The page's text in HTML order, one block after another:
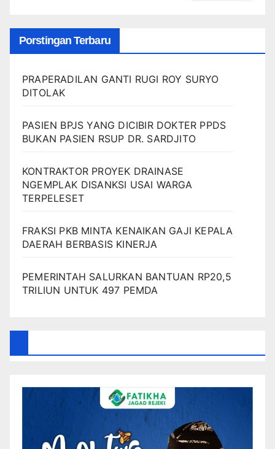
Porstingan Terbaru
PRAPERADILAN GANTI RUGI ROY SURYO
DITOLAK
PASIEN BPJS YANG DICIBIR DOKTER PPDS
BUKAN PASIEN RSUP DR. SARDJITO
KONTRAKTOR PROYEK DRAINASE
NGEMPLAK DISANKSI USAI WARGA
TERPELESET
FRAKSI PKB MINTA KENAIKAN GAJI KEPALA
DAERAH BERBASIS KINERJA
PEMERINTAH SALURKAN BANTUAN RP20,5
TRILIUN UNTUK 497 PEMDA